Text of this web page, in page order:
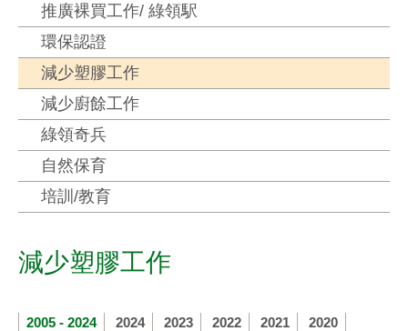
推廣裸買工作/ 綠領駅
環保認證
減少塑膠工作
減少廚餘工作
綠領奇兵
自然保育
培訓/教育
減少塑膠工作
2005 - 2024 2024 2023 2022 2021
2020